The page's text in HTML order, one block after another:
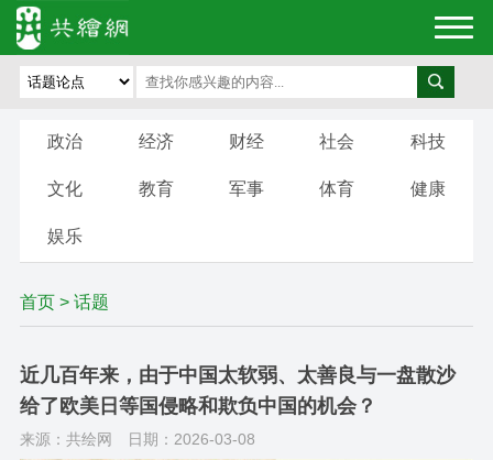
政治 经济 财经 社会 科技
文化 教育 军事 体育 健康
娱乐
首页> 话题
近几百年来，由于中国太软弱、太善良与一盘散沙
给了欧美日等国侵略和欺负中国的机会？
来源：共绘网 日期：2026-03-08